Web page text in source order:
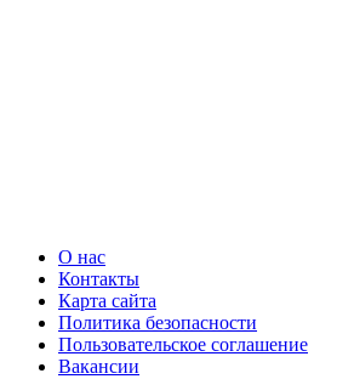
О нас
Контакты
Карта сайта
Политика безопасности
Пользовательское соглашение
Вакансии